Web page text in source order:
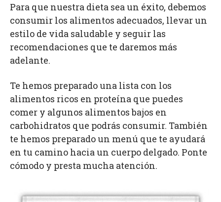
Para que nuestra dieta sea un éxito, debemos
consumir los alimentos adecuados, llevar un
estilo de vida saludable y seguir las
recomendaciones que te daremos más
adelante.
Te hemos preparado una lista con los
alimentos ricos en proteína que puedes
comer y algunos alimentos bajos en
carbohidratos que podrás consumir. También
te hemos preparado un menú que te ayudará
en tu camino hacia un cuerpo delgado. Ponte
cómodo y presta mucha atención.